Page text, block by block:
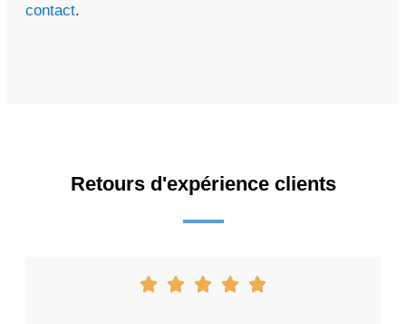
contact.
Retours d'expérience clients